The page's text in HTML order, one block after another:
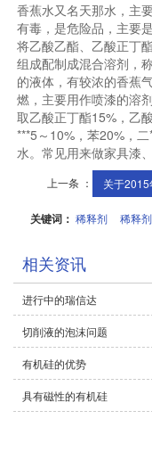
香蕉水又名天那水，主
有毒，是危险品，主要
将乙酸乙酯、乙酸正丁
组成配制成混合溶剂，
的液体，有较浓的香蕉
燃，主要用作喷漆的溶
取乙酸正丁酯15%，乙
***5～10%，苯20%，
水。常见用来做家具漆
上一条 ： 关于
关键词：稀释剂 稀释
相关资讯
进行中的瑞信达
切削液的泡沫问题
有机硅的优势
具有磁性的有机硅